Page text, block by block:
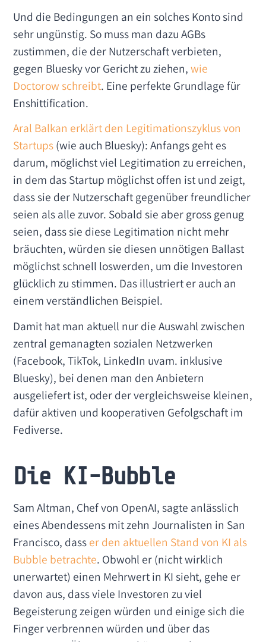
Und die Bedingungen an ein solches Konto sind
sehr ungünstig. So muss man dazu AGBs
zustimmen, die der Nutzerschaft verbieten,
gegen Bluesky vor Gericht zu ziehen,wie
Doctorow schreibt. Eine perfekte Grundlage für
Enshittification.
Aral Balkan erklärt den Legitimationszyklus von
Startups(wie auch Bluesky): Anfangs geht es
darum, möglichst viel Legitimation zu erreichen,
in dem das Startup möglichst offen ist und zeigt,
dass sie der Nutzerschaft gegenüber freundlicher
seien als alle zuvor. Sobald sie aber gross genug
seien, dass sie diese Legitimation nicht mehr
bräuchten, würden sie diesen unnötigen Ballast
möglichst schnell loswerden, um die Investoren
glücklich zu stimmen. Das illustriert er auch an
einem verständlichen Beispiel.
Damit hat man aktuell nur die Auswahl zwischen
zentral gemanagten sozialen Netzwerken
(Facebook, TikTok, LinkedIn uvam. inklusive
Bluesky), bei denen man den Anbietern
ausgeliefert ist, oder der vergleichsweise kleinen,
dafür aktiven und kooperativen Gefolgschaft im
Fediverse.
Die KI-Bubble
Sam Altman, Chef von OpenAI, sagte anlässlich
eines Abendessens mit zehn Journalisten in San
Francisco, dasser den aktuellen Stand von KI als
Bubble betrachte. Obwohl er (nicht wirklich
unerwartet) einen Mehrwert in KI sieht, gehe er
davon aus, dass viele Investoren zu viel
Begeisterung zeigen würden und einige sich die
Finger verbrennen würden und über das